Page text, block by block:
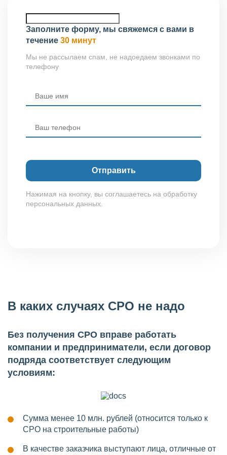
Заполните форму, мы свяжемся с вами в
течение 30 минут
Мы не рассылаем спам, не надоедаем звонками по
телефону
Нажимая на кнопку, вы соглашаетесь на обработку
персональных данных.
В каких случаях СРО не надо
Без получения СРО вправе работать
компании и предприниматели, если договор
подряда соответствует следующим
условиям:
Сумма менее 10 млн. рублей (относится только к
СРО на строительные работы)
В качестве заказчика выступают лица, отличные от